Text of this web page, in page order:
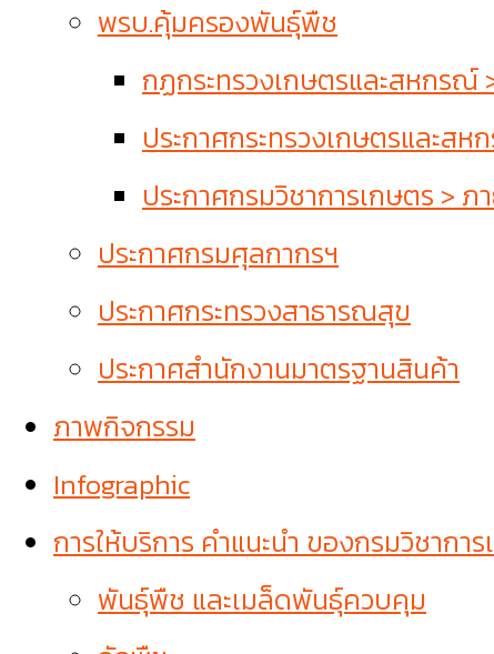
พรบ.คุ้มครองพันธุ์พืช
กฏกระทรวงเกษตรและสหกร
ประกาศกระทรวงเกษตรและ
ประกาศกรมวิชาการเกษตร >
ประกาศกรมศุลกากรฯ
ประกาศกระทรวงสาธารณสุข
ประกาศสำนักงานมาตรฐานสินค้า
ภาพกิจกรรม
Infographic
การให้บริการ คำแนะนำ ของกรมวิชากา
พันธุ์พืช และเมล็ดพันธุ์ควบคุม